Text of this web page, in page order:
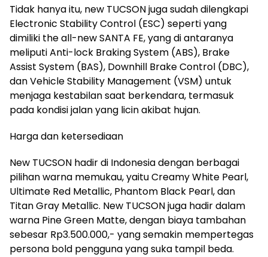
Tidak hanya itu, new TUCSON juga sudah dilengkapi
Electronic Stability Control (ESC) seperti yang
dimiliki the all-new SANTA FE, yang di antaranya
meliputi Anti-lock Braking System (ABS), Brake
Assist System (BAS), Downhill Brake Control (DBC),
dan Vehicle Stability Management (VSM) untuk
menjaga kestabilan saat berkendara, termasuk
pada kondisi jalan yang licin akibat hujan.
Harga dan ketersediaan
New TUCSON hadir di Indonesia dengan berbagai
pilihan warna memukau, yaitu Creamy White Pearl,
Ultimate Red Metallic, Phantom Black Pearl, dan
Titan Gray Metallic. New TUCSON juga hadir dalam
warna Pine Green Matte, dengan biaya tambahan
sebesar Rp3.500.000,- yang semakin mempertegas
persona bold pengguna yang suka tampil beda.